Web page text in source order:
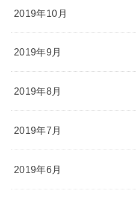
2019年10月
2019年9月
2019年8月
2019年7月
2019年6月